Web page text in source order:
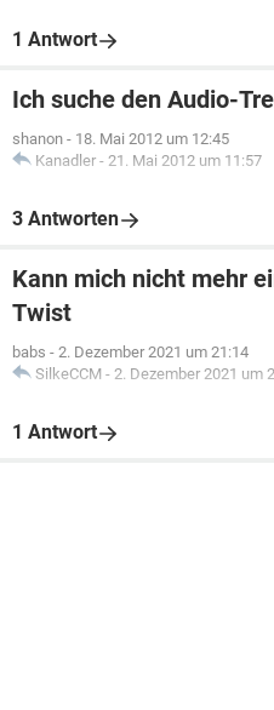
1 Antwort
Ich suche den Audio-
shanon - 18. Mai 2012 um 12:45
Kanadler - 21. Mai 2012 um 11:57
3 Antworten
Kann mich nicht mehr
Twist
babs - 2. Dezember 2021 um 21:14
SilkeCCM - 2. Dezember 2021 um
1 Antwort